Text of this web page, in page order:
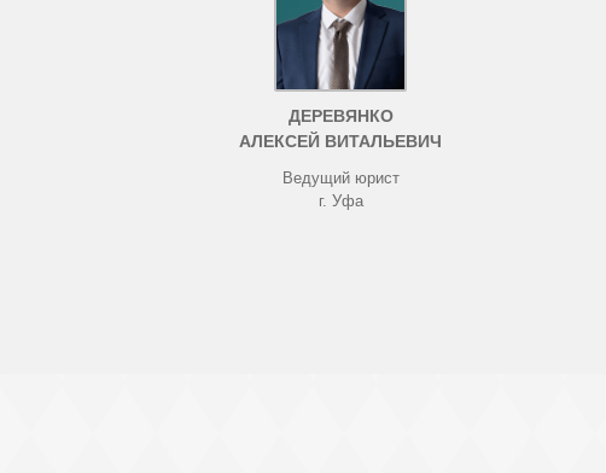
ДЕРЕВЯНКО
АЛЕКСЕЙ ВИТАЛЬЕВИЧ
Ведущий юрист
г. Уфа